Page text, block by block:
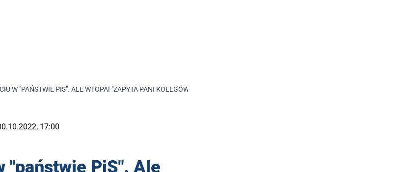
W "PAŃSTWIE PIS". ALE WTOPA! "ZAPYTA PANI KOLEGÓW Z PLATFORMY, KTO TAM RZĄDZI"
17:00
"państwie PiS". Ale